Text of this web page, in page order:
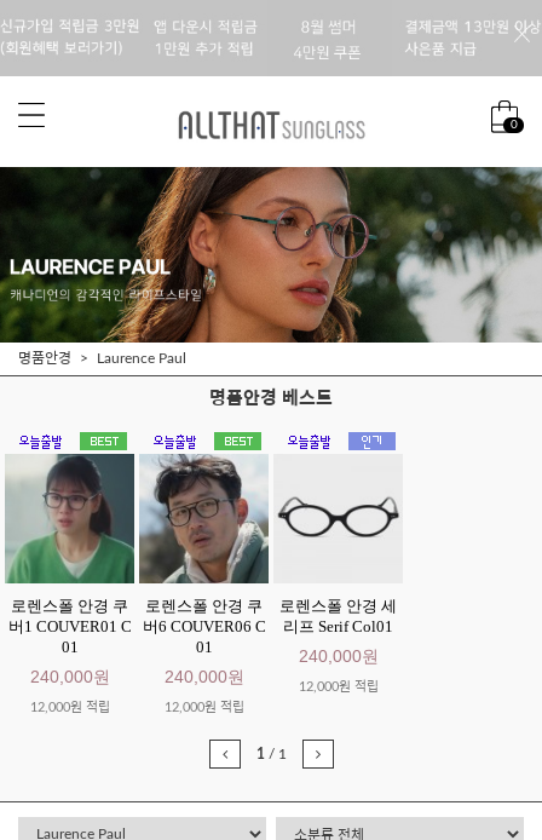
0
명품안경 Laurence Paul
명품안경 베스트
로렌스폴 안경 쿠
버1 COUVER01 C
01
240,000원
12,000원 적립
로렌스폴 안경 쿠
버6 COUVER06 C
01
240,000원
12,000원 적립
로렌스폴 안경 세
리프 Serif Col01
240,000원
12,000원 적립
1 / 1